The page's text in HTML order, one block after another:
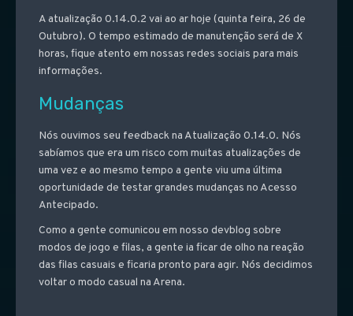
A atualização 0.14.0.2 vai ao ar hoje (quinta feira, 26 de
Outubro). O tempo estimado de manutenção será de X
horas, fique atento em nossas redes sociais para mais
informações.
Mudanças
Nós ouvimos seu feedback na Atualização 0.14.0. Nós
sabíamos que era um risco com muitas atualizações de
uma vez e ao mesmo tempo a gente viu uma última
oportunidade de testar grandes mudanças no Acesso
Antecipado.
Como a gente comunicou em nosso devblog sobre
modos de jogo e filas, a gente ia ficar de olho na reação
das filas casuais e ficaria pronto para agir. Nós decidimos
voltar o modo casual na Arena.